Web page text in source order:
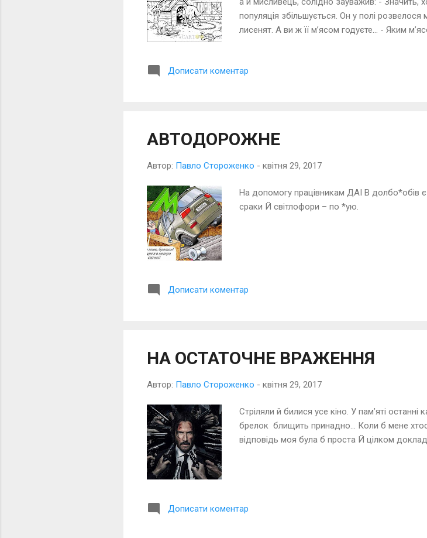
популяція збільшується. Он у полі
лисенят. А ви ж її м’ясом годуєте… - Яким
причинно-наслідкового зв’язку: будеш
Дописати коментар
АВТОДОРОЖНЕ
Автор: Павло Стороженко - квітня 29, 2017
На допомогу працівникам ДАІ В долбо*обів
сраки Й світлофори – по *ую.
Дописати коментар
НА ОСТАТОЧНЕ ВРАЖЕННЯ
Автор: Павло Стороженко - квітня 29, 2017
Стріляли й билися усе кіно. У пам’яті
брелок блищить принадно... Коли б мене
відповідь моя була б проста Й
Дописати коментар